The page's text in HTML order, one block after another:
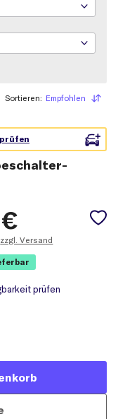
Empfohlen
Sortieren
€
zzgl. Versand
prüfen